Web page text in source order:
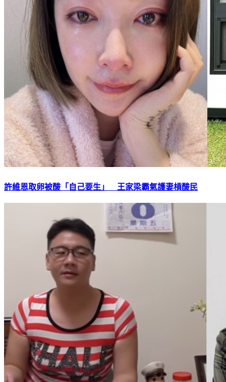
許維恩取卵被酸「自己要生」 王家梁霸氣護妻槓酸民